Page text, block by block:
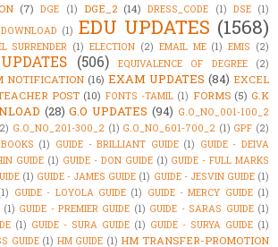
(7) DGE (1) DGE_2 (14) DRESS_CODE (1) DSE (1)
(1) EDU UPDATES (1568)
SURRENDER (1) ELECTION (2) EMAIL ME (1) EMIS (2)
(506) EQUIVALENCE OF DEGREE (2)
NOTIFICATION (16) EXAM UPDATES (84) EXCEL
POST (10) FONTS -TAMIL (1) FORMS (5) G.K
(28) G.O UPDATES (94) G.O_NO_001-100_2
G.O_NO_201-300_2 (1) G.O_NO_601-700_2 (1) GPF (2)
(1) GUIDE - BRILLIANT GUIDE (1) GUIDE - DEIVA
GUIDE (1) GUIDE - DON GUIDE (1) GUIDE - FULL MARKS
(1) GUIDE - JAMES GUIDE (1) GUIDE - JESVIN GUIDE (1)
GUIDE - LOYOLA GUIDE (1) GUIDE - MERCY GUIDE (1)
(1) GUIDE - PREMIER GUIDE (1) GUIDE - SARAS GUIDE (1)
(1) GUIDE - SURA GUIDE (1) GUIDE - SURYA GUIDE (1)
GUIDE (1) HM GUIDE (1) HM TRANSFER-PROMOTION